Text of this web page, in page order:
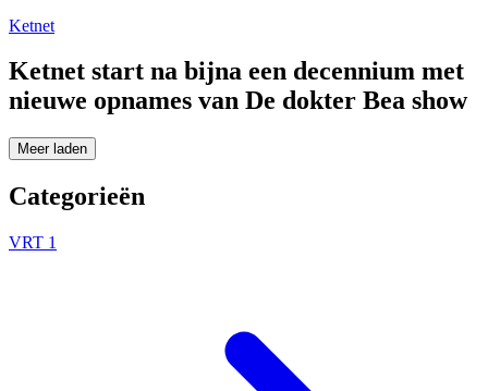
Ketnet
Ketnet start na bijna een decennium met
nieuwe opnames van De dokter Bea show
Meer laden
Categorieën
VRT 1